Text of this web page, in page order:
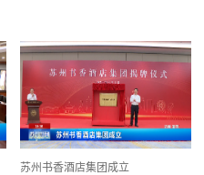
苏州书香酒店集团成立